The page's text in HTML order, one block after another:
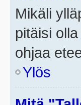
Mikäli
pitäisi
ohjaa
Ylös